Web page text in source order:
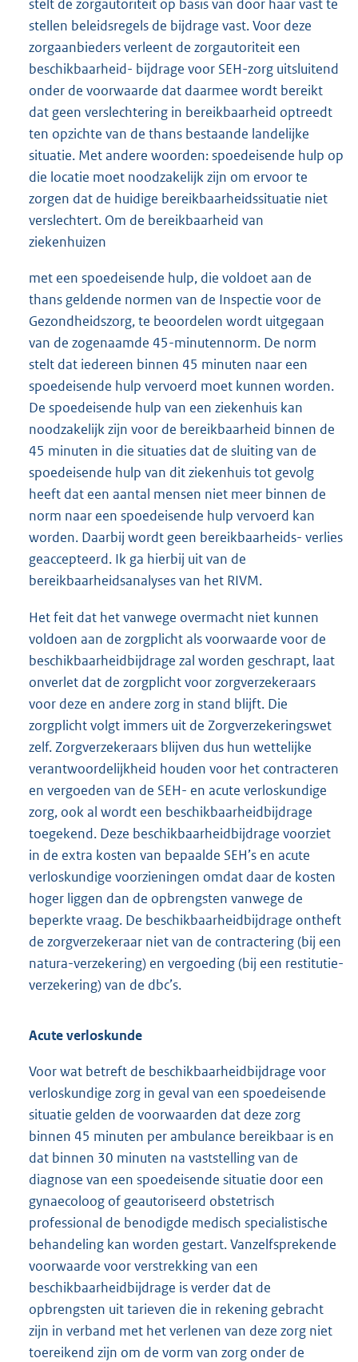
stelt de zorgautoriteit op basis van door haar vast te
stellen beleidsregels de bijdrage vast. Voor deze
zorgaanbieders verleent de zorgautoriteit een
beschikbaarheid- bijdrage voor SEH-zorg uitsluitend
onder de voorwaarde dat daarmee wordt bereikt
dat geen verslechtering in bereikbaarheid optreedt
ten opzichte van de thans bestaande landelijke
situatie. Met andere woorden: spoedeisende hulp op
die locatie moet noodzakelijk zijn om ervoor te
zorgen dat de huidige bereikbaarheidssituatie niet
verslechtert. Om de bereikbaarheid van
ziekenhuizen
met een spoedeisende hulp, die voldoet aan de
thans geldende normen van de Inspectie voor de
Gezondheidszorg, te beoordelen wordt uitgegaan
van de zogenaamde 45-minutennorm. De norm
stelt dat iedereen binnen 45 minuten naar een
spoedeisende hulp vervoerd moet kunnen worden.
De spoedeisende hulp van een ziekenhuis kan
noodzakelijk zijn voor de bereikbaarheid binnen de
45 minuten in die situaties dat de sluiting van de
spoedeisende hulp van dit ziekenhuis tot gevolg
heeft dat een aantal mensen niet meer binnen de
norm naar een spoedeisende hulp vervoerd kan
worden. Daarbij wordt geen bereikbaarheids- verlies
geaccepteerd. Ik ga hierbij uit van de
bereikbaarheidsanalyses van het RIVM.
Het feit dat het vanwege overmacht niet kunnen
voldoen aan de zorgplicht als voorwaarde voor de
beschikbaarheidbijdrage zal worden geschrapt, laat
onverlet dat de zorgplicht voor zorgverzekeraars
voor deze en andere zorg in stand blijft. Die
zorgplicht volgt immers uit de Zorgverzekeringswet
zelf. Zorgverzekeraars blijven dus hun wettelijke
verantwoordelijkheid houden voor het contracteren
en vergoeden van de SEH- en acute verloskundige
zorg, ook al wordt een beschikbaarheidbijdrage
toegekend. Deze beschikbaarheidbijdrage voorziet
in de extra kosten van bepaalde SEH’s en acute
verloskundige voorzieningen omdat daar de kosten
hoger liggen dan de opbrengsten vanwege de
beperkte vraag. De beschikbaarheidbijdrage ontheft
de zorgverzekeraar niet van de contractering (bij een
natura-verzekering) en vergoeding (bij een restitutie-
verzekering) van de dbc’s.
Acute verloskunde
Voor wat betreft de beschikbaarheidbijdrage voor
verloskundige zorg in geval van een spoedeisende
situatie gelden de voorwaarden dat deze zorg
binnen 45 minuten per ambulance bereikbaar is en
dat binnen 30 minuten na vaststelling van de
diagnose van een spoedeisende situatie door een
gynaecoloog of geautoriseerd obstetrisch
professional de benodigde medisch specialistische
behandeling kan worden gestart. Vanzelfsprekende
voorwaarde voor verstrekking van een
beschikbaarheidbijdrage is verder dat de
opbrengsten uit tarieven die in rekening gebracht
zijn in verband met het verlenen van deze zorg niet
toereikend zijn om de vorm van zorg onder de